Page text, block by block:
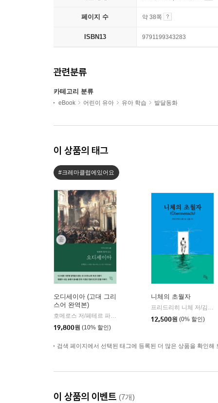
페이지 수 약 38쪽
ISBN13 9791199343283
관련분류
카테고리 분류
eBook 어린이 유아 유아 학습 발달동화
이 상품의 태그
#크레마클럽에있어요
오디세이아 (고대 그리
스어 완역본)
| 현대지성
19,800원 (10% 할인)
니체의 초월자
12,500원 (0% 할인)
검색 페이지에서 선택된 태그에 등록된 더 많은 상품을 확인해
이 상품의 이벤트 (7개)